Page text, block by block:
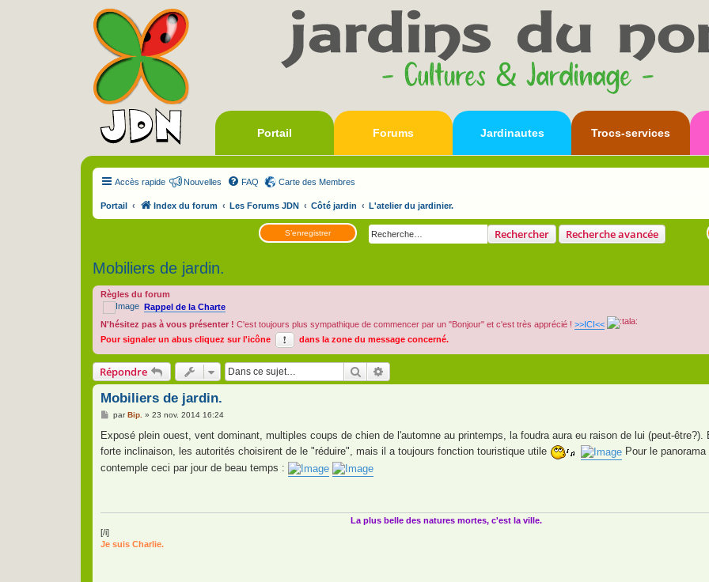
Portail Forums Jardinautes Trocs-services
Accès rapide Nouvelles FAQ Carte des Membres
Portail Index du forum Les Forums JDN Côté jardin L'atelier du jardinier.
S’enregistrer Rechercher Recherche avancée
Mobiliers de jardin.
Règles du forum
Rappel de la Charte
N'hésitez pas à vous présenter ! C'est toujours plus sympathique de commencer par un "Bonjour" et c'est très apprécié ! >>ICI<<
Pour signaler un abus cliquez sur l'icône
dans la zone du message concerné.
Répondre Rechercher
Mobiliers de jardin.
M
s
s
a
e
parBip. » 23 nov. 2014 16:24
Exposé plein ouest, vent dominant, multiples coups de chien de l'automne au printemps, la foudra aura eu raison de lui (peut-être?).
forte inclinaison, les autorités choisirent de le "réduire", mais il a toujours fonction touristique utile
Pour le panorama
contemple ceci par jour de beau temps :
La plus belle des natures mortes, c'est la ville.
[/i]
Je suis Charlie.